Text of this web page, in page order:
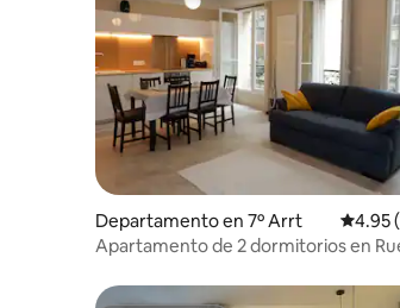
Departamento en 7º Arrt
4.95
Apartamento de 2 dormitorios en